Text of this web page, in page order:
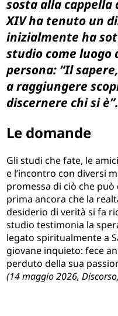
sosta alla cappella
XIV ha tenuto un
inizialmente ha
studio come luogo
persona: “Il
a raggiungere
discernere chi si è”.
Le domande
Gli studi che fate, le
e l’incontro con diversi
promessa di ciò che
prima ancora che la
desiderio di verità si fa
studio testimonia la
legato spiritualmente a
giovane inquieto: fece
perduto della sua
(14 maggio 2026,